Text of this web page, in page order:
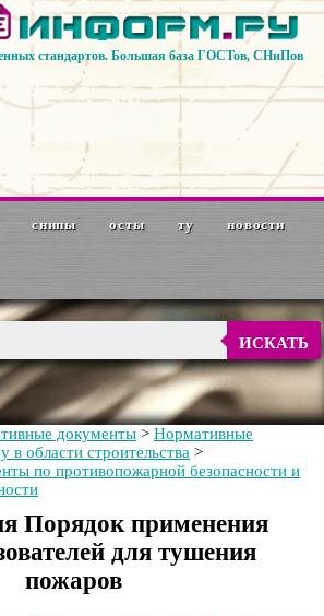
стандартов. Большая база ГОСТов, СНиПов
снипы осты ту новости
ИСКАТЬ
документы > Нормативные
в области строительства >
по противопожарной безопасности и
Порядок применения
для тушения
пожаров